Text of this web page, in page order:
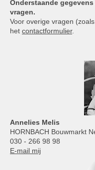
Onderstaande
vragen.
Voor overige vragen
het contactformulier.
Annelies Melis
HORNBACH Bouwmarkt
030 - 266 98 98
E-mail mij